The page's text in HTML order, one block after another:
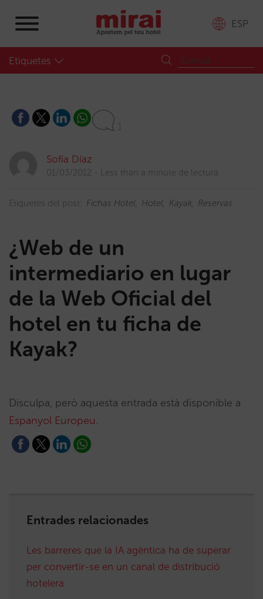
ESP
Etiquetes
1
Sofía Díaz
01/03/2012 Less than a minute de lectura
Etiquetes del post: Fichas Hotel Hotel Kayak Reservas
¿Web de un
intermediario en lugar
de la Web Oficial del
hotel en tu ficha de
Kayak?
Disculpa, però aquesta entrada està disponible a
Espanyol Europeu.
Entrades relacionades
Les barreres que la IA agèntica ha de superar
per convertir-se en un canal de distribució
hotelera